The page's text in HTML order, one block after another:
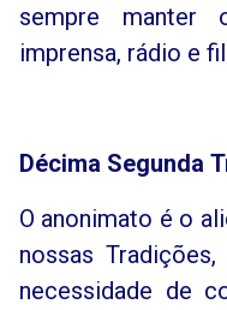
sempre manter
imprensa, rádio e
Décima Segunda
O anonimato é o
nossas
necessidade de